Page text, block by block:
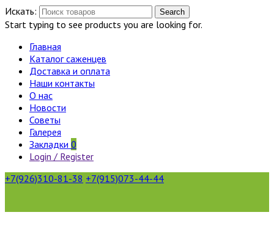
Искать: Search
Start typing to see products you are looking for.
Главная
Каталог саженцев
Доставка и оплата
Наши контакты
О нас
Новости
Советы
Галерея
Закладки 0
Login / Register
+7(926)310-81-38 +7(915)073-44-44